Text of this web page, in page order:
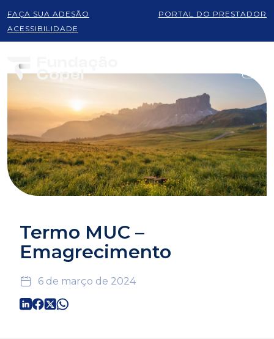
FAÇA SUA ADESÃO
PORTAL DO PRESTADOR
ACESSIBILIDADE
Termo MUC –
Emagrecimento
6 de março de 2024